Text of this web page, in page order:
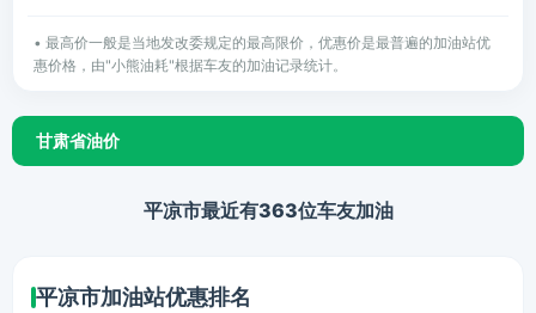
• 最高价一般是当地发改委规定的最高限价，优惠价是最普遍的加油站优
惠价格，由"小熊油耗"根据车友的加油记录统计。
甘肃省油价
平凉市最近有363位车友加油
平凉市加油站优惠排名